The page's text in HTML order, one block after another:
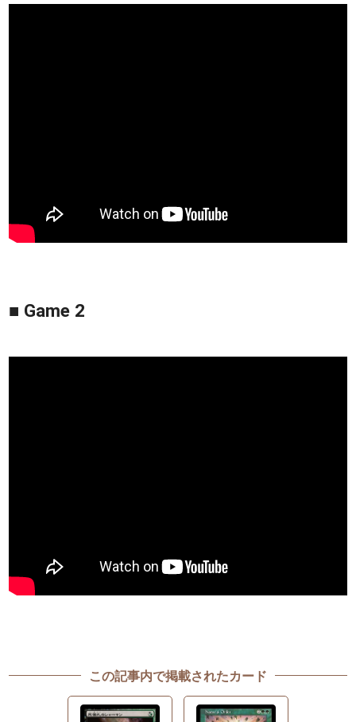
■ Game 2
この記事内で掲載されたカード